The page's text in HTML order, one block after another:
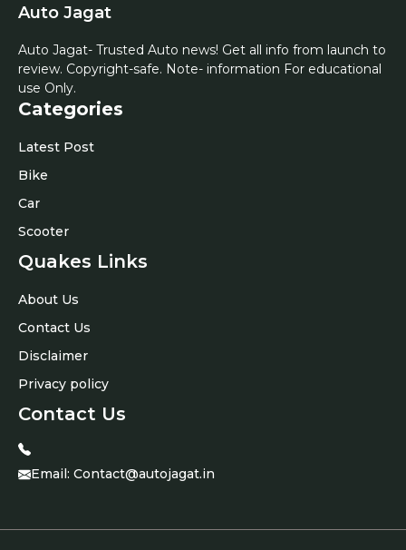
Auto Jagat
Auto Jagat- Trusted Auto news! Get all info from launch to
review. Copyright-safe. Note- information For educational
use Only.
Categories
Latest Post
Bike
Car
Scooter
Quakes Links
About Us
Contact Us
Disclaimer
Privacy policy
Contact Us
Email: Contact@autojagat.in